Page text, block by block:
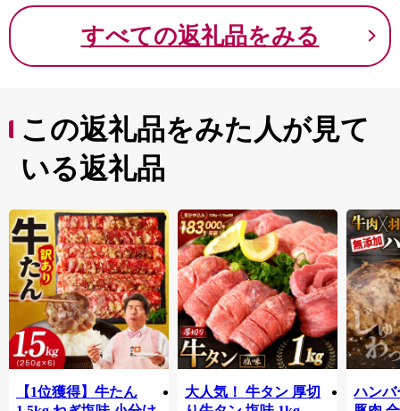
すべての返礼品をみる
この返礼品をみた人が見て
いる返礼品
【1位獲得】牛たん
大人気！ 牛タン 厚切
ハンバ